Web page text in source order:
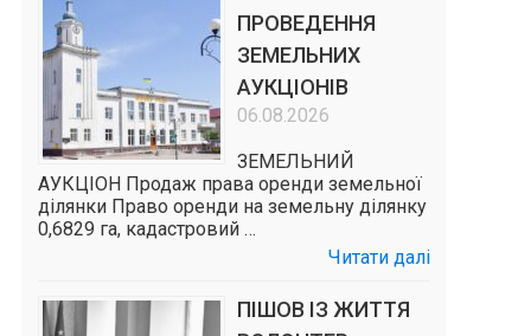
ПРОВЕДЕННЯ
ЗЕМЕЛЬНИХ
АУКЦІОНІВ
06.08.2026
ЗЕМЕЛЬНИЙ
АУКЦІОН Продаж права оренди земельної
ділянки Право оренди на земельну ділянку
0,6829 га, кадастровий …
Читати далі
ПІШОВ ІЗ ЖИТТЯ